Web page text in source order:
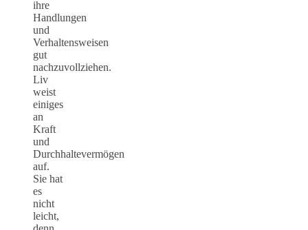
ihre
Handlungen
und
Verhaltensweisen
gut
nachzuvollziehen.
Liv
weist
einiges
an
Kraft
und
Durchhaltevermögen
auf.
Sie hat
es
nicht
leicht,